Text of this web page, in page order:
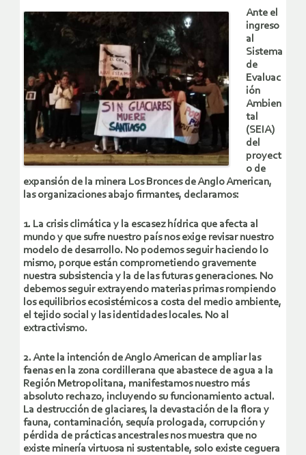
Ante el
ingreso
al
Sistema
de
Evaluac
ión
Ambien
tal
(SEIA)
del
proyect
o de
expansión de la minera Los Bronces de Anglo American,
las organizaciones abajo firmantes, declaramos:
1. La crisis climática y la escasez hídrica que afecta al
mundo y que sufre nuestro país nos exige revisar nuestro
modelo de desarrollo. No podemos seguir haciendo lo
mismo, porque están comprometiendo gravemente
nuestra subsistencia y la de las futuras generaciones. No
debemos seguir extrayendo materias primas rompiendo
los equilibrios ecosistémicos a costa del medio ambiente,
el tejido social y las identidades locales. No al
extractivismo.
2. Ante la intención de Anglo American de ampliar las
faenas en la zona cordillerana que abastece de agua a la
Región Metropolitana, manifestamos nuestro más
absoluto rechazo, incluyendo su funcionamiento actual.
La destrucción de glaciares, la devastación de la flora y
fauna, contaminación, sequía prologada, corrupción y
pérdida de prácticas ancestrales nos muestra que no
existe minería virtuosa ni sustentable, solo existe ceguera